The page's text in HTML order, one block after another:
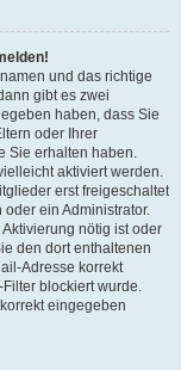
und das richtige
gibt es zwei
haben, dass Sie
oder Ihrer
Sie erhalten haben.
aktiviert werden.
erst freigeschaltet
ein Administrator.
nötig ist oder
den dort enthaltenen
Adresse korrekt
blockiert wurde.
eingegeben